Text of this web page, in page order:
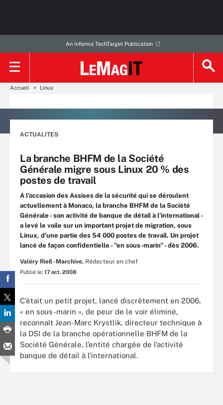
An Informa TechTarget Publication
Accueil Linux
ACTUALITES
La branche BHFM de la Société
Générale migre sous Linux 20 % des
postes de travail
A l’occasion des Assises de la sécurité qui se déroulent
actuellement à Monaco, la branche BHFM de la Société
Générale - son activité de banque de détail à l'international -
a levé le voile sur un important projet de migration, sous
Linux, d'une partie des 54 000 postes de travail. Un projet
lancé de façon confidentielle - "en sous-marin" - dès 2006.
Valéry Rieß-Marchive, Rédacteur en chef
Publié le: 17 oct. 2008
C’était un petit projet, lancé discrètement en 2006,
« en sous-marin », de peur de le voir éliminé,
reconnaît Jean-Marc Krystlik, directeur technique à
la DSI de la branche opérationnelle BHFM de la
Société Générale, l’entité chargée de l’activité
banque de détail à l’international.